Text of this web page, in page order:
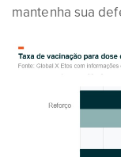
mantenha sua